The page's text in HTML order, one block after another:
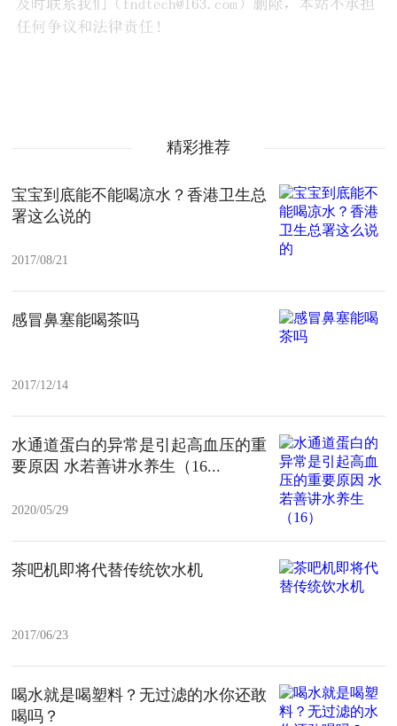
精彩推荐
宝宝到底能不能喝凉水？香港卫生总
署这么说的
2017/08/21
感冒鼻塞能喝茶吗
2017/12/14
水通道蛋白的异常是引起高血压的重
要原因 水若善讲水养生（16...
2020/05/29
茶吧机即将代替传统饮水机
2017/06/23
喝水就是喝塑料？无过滤的水你还敢
喝吗？